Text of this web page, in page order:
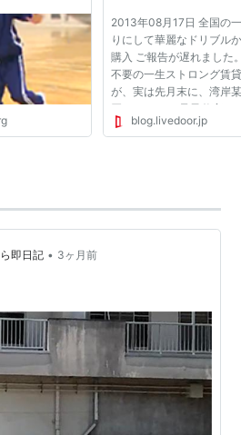
2013年08月17日 全国の
りにして華麗なドリブル
購入 ご報告が遅れました
不要の一生ストロング賃
が、実は先月末に、湾岸
買いました。 君子豹変す
テないブサイク同士の彼
blog.livedoor.jp
即日記 • 3ヶ月前